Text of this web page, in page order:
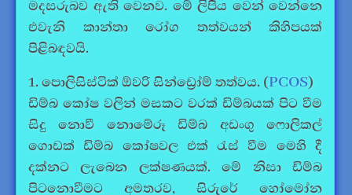
මදසරුබව ඇති වෙනව. මේ ලිපිය වෙන් වෙන්නෙ
එවැනි කාන්තා රෝග තත්වයන් කිහිපයක්
පිළිබඳවයි.
1. පොලිසිස්ටික් ඕවරි සින්ඩ්‍රෝම් තත්වය. (PCOS)
ඩිම්බ කෝෂ වලින් මසකට වරක් ඩිම්බයක් පිට වීම
සිදු නොවී නොමේරූ ඩිම්බ අඩංගු ෆොලිකල්
ගොඩක් ඩිම්බ කෝෂවල එක් රැස් වීම මෙහි දී
දක්නට ලැබෙන ලක්ෂණයක්. මේ නිසා ඩිම්බ
පිටනොවීමට අමතරව, සිරුරේ හෝමෝන